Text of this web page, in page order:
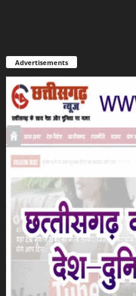
Advertisements